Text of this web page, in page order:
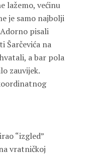
lažemo, većinu
je samo najbolji
pisali
Šarčevića na
a bar pola
zauvijek.
“izgled”
vratničkoj